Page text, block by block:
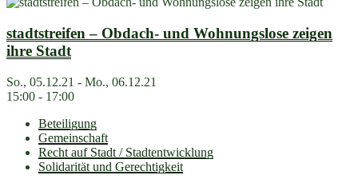
stadtstreifen – Obdach- und Wohnungslose zeigen
ihre Stadt
So., 05.12.21 - Mo., 06.12.21
15:00 - 17:00
Beteiligung
Gemeinschaft
Recht auf Stadt / Stadtentwicklung
Solidarität und Gerechtigkeit